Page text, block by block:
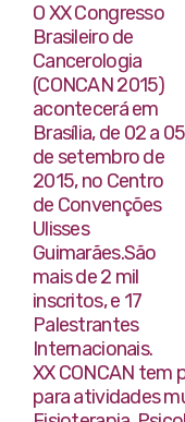
O XX Congresso
Brasileiro de
Cancerologia
(CONCAN 2015)
acontecerá em
Brasília, de 02 a 05
de setembro de
2015, no Centro
de Convenções
Ulisses
Guimarães.São
mais de 2 mil
inscritos, e 17
Palestrantes
Internacionais.
XX CONCAN
para atividades